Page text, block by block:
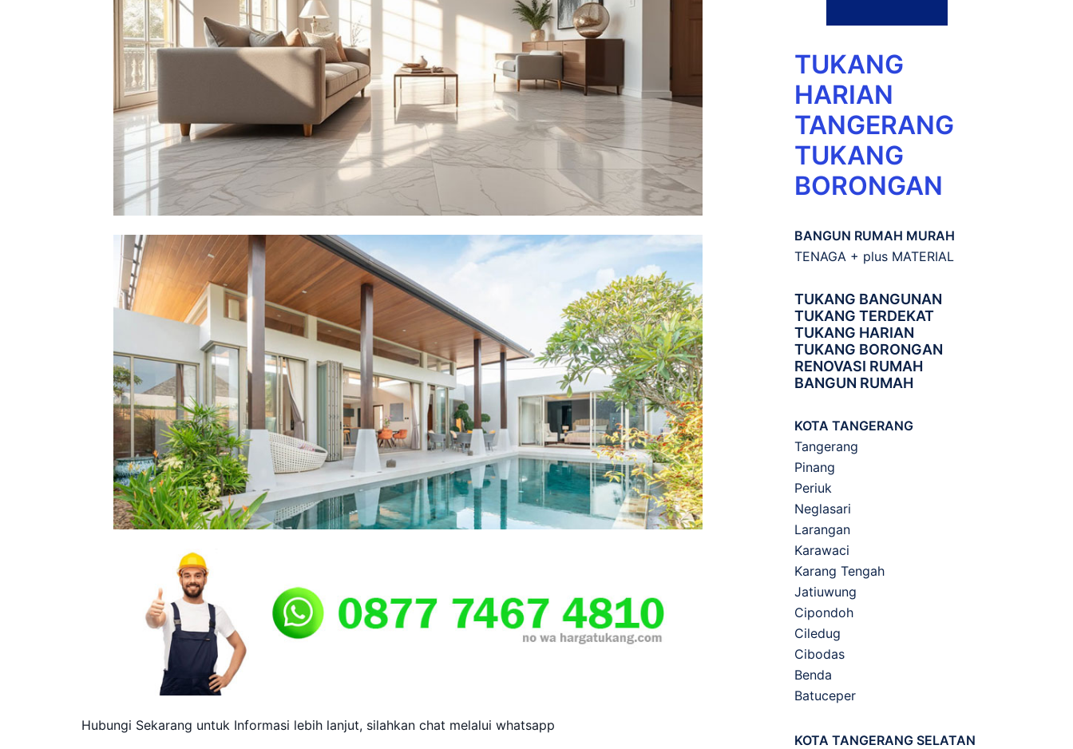
Hubungi Sekarang untuk Informasi lebih lanjut, silahkan chat melalui whatsapp
TUKANG
HARIAN
TANGERANG
TUKANG
BORONGAN
BANGUN RUMAH MURAH
TENAGA + plus MATERIAL
TUKANG BANGUNAN
TUKANG TERDEKAT
TUKANG HARIAN
TUKANG BORONGAN
RENOVASI RUMAH
BANGUN RUMAH
KOTA TANGERANG
Tangerang
Pinang
Periuk
Neglasari
Larangan
Karawaci
Karang Tengah
Jatiuwung
Cipondoh
Ciledug
Cibodas
Benda
Batuceper
KOTA TANGERANG SELATAN